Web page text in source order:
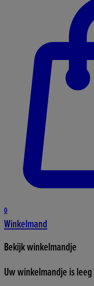
0
Winkelmand
Bekijk winkelmandje
Uw winkelmandje is leeg